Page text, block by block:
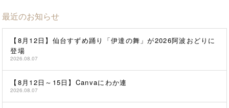
最近のお知らせ
【8月12日】仙台すずめ踊り「伊達の舞」が2026阿波おどりに
登場
2026.08.07
【8月12日～15日】Canvaにわか連
2026.08.07